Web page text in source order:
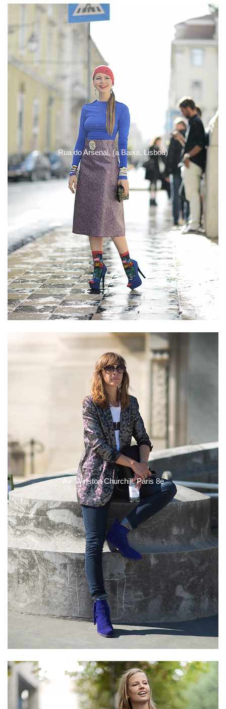
Rua do Arsenal, (a Baixa, Lisboa)
Av. Winston Churchill, Paris 8e